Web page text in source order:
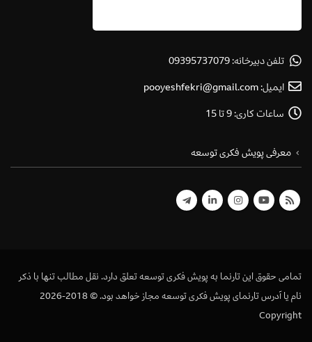
تلفن دبیرخانه:09395737079
ایمیل:pooyeshfekri@gmail.com
ساعات کاری:9 تا 15
معرفی پویش فکری توسعه
تمامی حقوق این تارنما به پویش فکری توسعه تعلق دارد. نقل مطالب تنها با ذکر
نام یا آدرس تارنمای پویش فکری توسعه مجاز خواهد بود. © 2018-2026
Copyright